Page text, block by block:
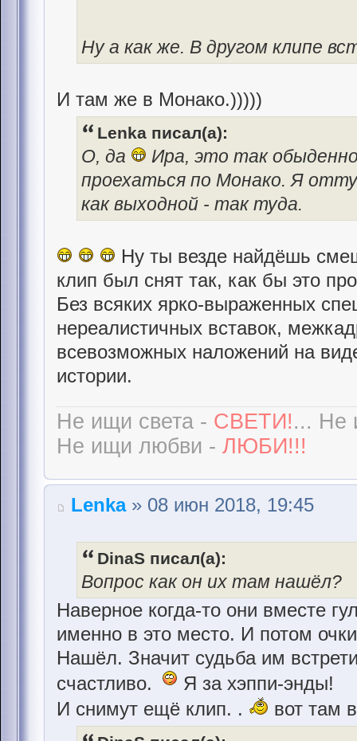
Ну а как же. В другом клипе
И там же в Монако.)))))
Lenka писал(а):
О, да
Ира, это так
проехаться по Монако. Я
как выходной - так туда.
Ну ты везде найдёшь
клип был снят так, как бы это
Без всяких ярко-выраженных
нереалистичных вставок,
всевозможных наложений на
истории.
Не ищи света - СВЕТИ!... Не
Не ищи любви - ЛЮБИ!!!
Lenka» 08 июн 2018, 19:45
DinaS писал(а):
Вопрос как он их там нашёл?
Наверное когда-то они вместе
именно в это место. И потом
Нашёл. Значит судьба им
счастливо.
Я за хэппи-энды!
И снимут ещё клип. .
вот там